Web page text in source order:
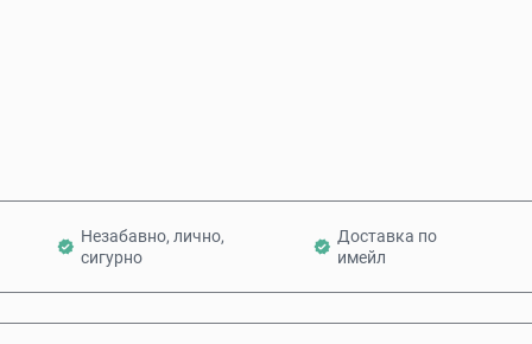
Незабавно, лично,
сигурно
Доставка по
имейл